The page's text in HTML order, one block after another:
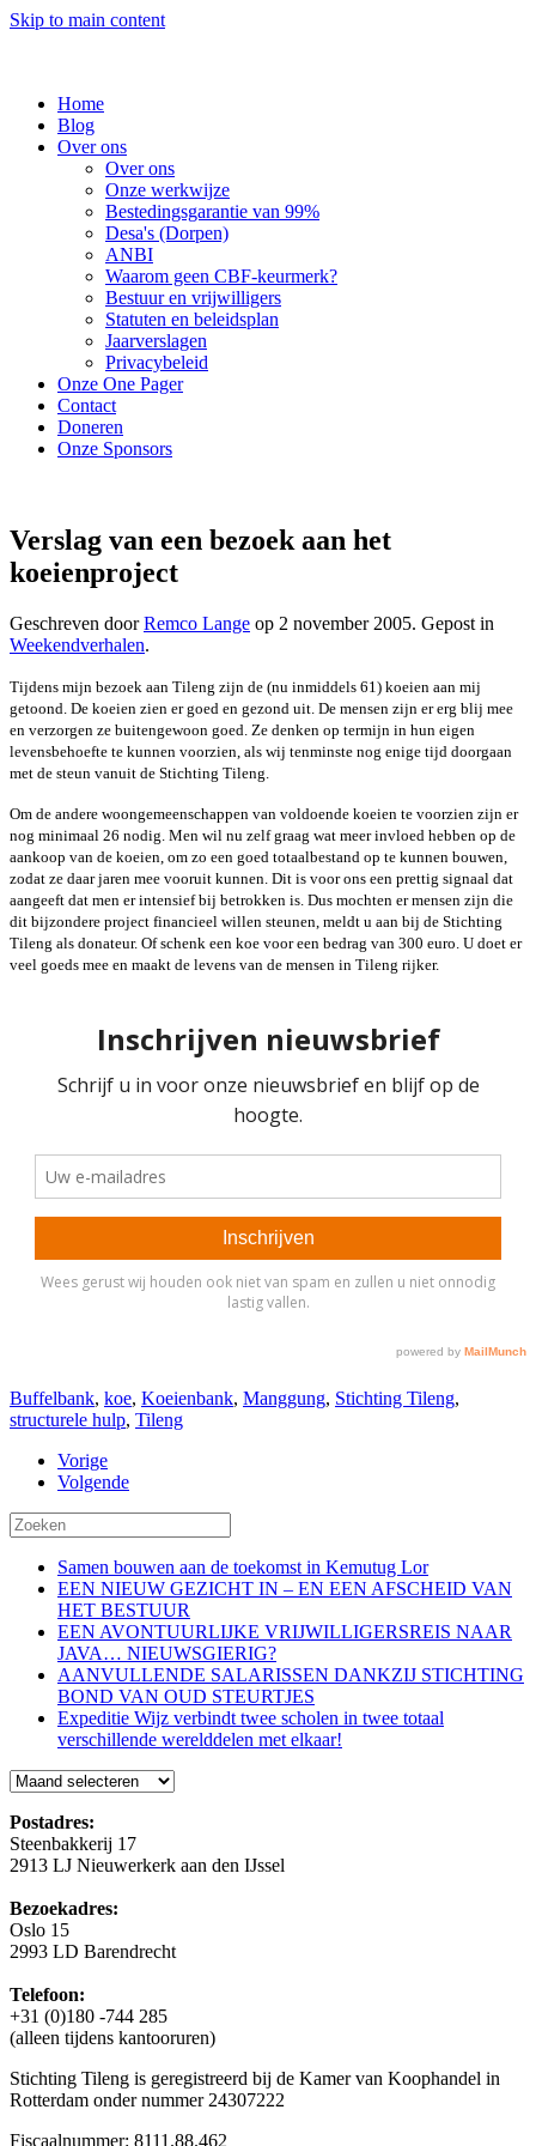
Skip to main content
Home
Blog
Over ons
Over ons
Onze werkwijze
Bestedingsgarantie van 99%
Desa's (Dorpen)
ANBI
Waarom geen CBF-keurmerk?
Bestuur en vrijwilligers
Statuten en beleidsplan
Jaarverslagen
Privacybeleid
Onze One Pager
Contact
Doneren
Onze Sponsors
Verslag van een bezoek aan het
koeienproject
Geschreven doorRemco Lange op 2 november 2005. Gepost in
Weekendverhalen.
Tijdens mijn bezoek aan Tileng zijn de (nu inmiddels 61) koeien aan mij
getoond. De koeien zien er goed en gezond uit. De mensen zijn er erg blij mee
en verzorgen ze buitengewoon goed. Ze denken op termijn in hun eigen
levensbehoefte te kunnen voorzien, als wij tenminste nog enige tijd doorgaan
met de steun vanuit de Stichting Tileng.
Om de andere woongemeenschappen van voldoende koeien te voorzien zijn er
nog minimaal 26 nodig. Men wil nu zelf graag wat meer invloed hebben op de
aankoop van de koeien, om zo een goed totaalbestand op te kunnen bouwen,
zodat ze daar jaren mee vooruit kunnen. Dit is voor ons een prettig signaal dat
aangeeft dat men er intensief bij betrokken is. Dus mochten er mensen zijn die
dit bijzondere project financieel willen steunen, meldt u aan bij de Stichting
Tileng als donateur. Of schenk een koe voor een bedrag van 300 euro. U doet er
veel goeds mee en maakt de levens van de mensen in Tileng rijker.
Buffelbank, koe, Koeienbank, Manggung, Stichting Tileng,
structurele hulp, Tileng
Vorige
Volgende
Samen bouwen aan de toekomst in Kemutug Lor
EEN NIEUW GEZICHT IN – EN EEN AFSCHEID VAN
HET BESTUUR
EEN AVONTUURLIJKE VRIJWILLIGERSREIS NAAR
JAVA… NIEUWSGIERIG?
AANVULLENDE SALARISSEN DANKZIJ STICHTING
BOND VAN OUD STEURTJES
Expeditie Wijz verbindt twee scholen in twee totaal
verschillende werelddelen met elkaar!
Blog
Postadres:
Steenbakkerij 17
2913 LJ Nieuwerkerk aan den IJssel
Bezoekadres:
Oslo 15
2993 LD Barendrecht
Telefoon:
+31 (0)180 -744 285
(alleen tijdens kantooruren)
Stichting Tileng is geregistreerd bij de Kamer van Koophandel in
Rotterdam onder nummer 24307222
Fiscaalnummer: 8111.88.462